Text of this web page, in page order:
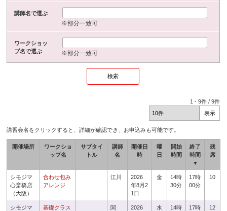
講師名で選ぶ
※部分一致可
ワークショッ
プ名で選ぶ
※部分一致可
1 -9件 /9件
講習会名をクリックすると、詳細が確認でき、お申込みも可能です。
開催場所
ワークショ
ップ名
サブタイ
トル
講師
名
開催日
時
曜
日
開始
時間
終了
時間
▼
残
席
シモジマ
心斎橋店
（大阪）
合わせ包み
アレンジ
江川
2026
年8月2
1日
金
14時
30分
17時
00分
10
シモジマ
基礎クラス 関
2026
水
14時
17時
12